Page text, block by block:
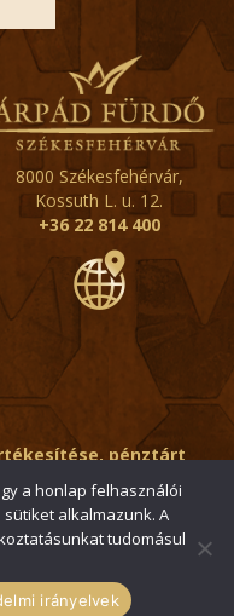
8000 Székesfehérvár,
Kossuth L. u. 12.
+36 22 814 400
pénztárt
arpadfurdo.hu
arpadfurdo.hu
/ Minden jog
a honlap felhasználói
alkalmazunk. A
tudomásul
irányelvek